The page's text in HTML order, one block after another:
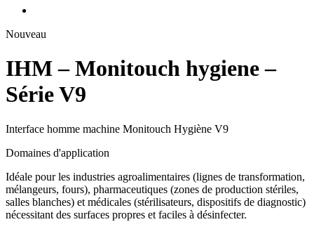
Nouveau
IHM – Monitouch hygiene –
Série V9
Interface homme machine Monitouch Hygiène V9
Domaines d'application
Idéale pour les industries agroalimentaires (lignes de transformation,
mélangeurs, fours), pharmaceutiques (zones de production stériles,
salles blanches) et médicales (stérilisateurs, dispositifs de diagnostic)
nécessitant des surfaces propres et faciles à désinfecter.